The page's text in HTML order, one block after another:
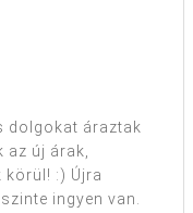
dolgokat áraztak
az új árak,
körül! :) Újra
ingyen van.